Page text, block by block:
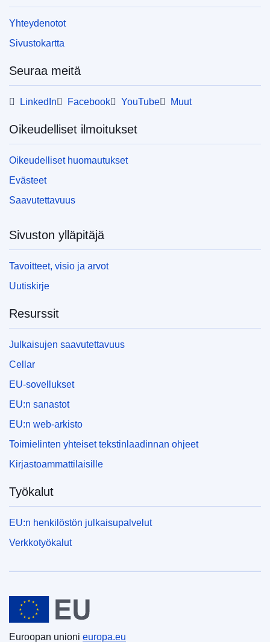
Yhteydenotot
Sivustokartta
Seuraa meitä
LinkedIn Facebook YouTube Muut
Oikeudelliset ilmoitukset
Oikeudelliset huomautukset
Evästeet
Saavutettavuus
Sivuston ylläpitäjä
Tavoitteet, visio ja arvot
Uutiskirje
Resurssit
Julkaisujen saavutettavuus
Cellar
EU-sovellukset
EU:n sanastot
EU:n web-arkisto
Toimielinten yhteiset tekstinlaadinnan ohjeet
Kirjastoammattilaisille
Työkalut
EU:n henkilöstön julkaisupalvelut
Verkkotyökalut
Euroopan unioni
Euroopan unioni europa.eu